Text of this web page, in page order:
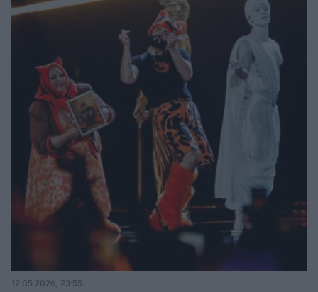
12.05.2026, 23:55